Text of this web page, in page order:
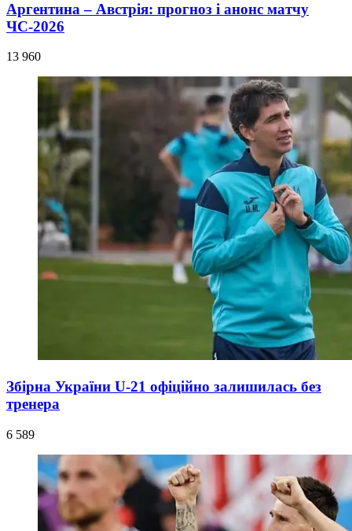
Аргентина – Австрія: прогноз і анонс матчу
ЧС-2026
13 960
Збірна України U-21 офіційно залишилась без
тренера
6 589